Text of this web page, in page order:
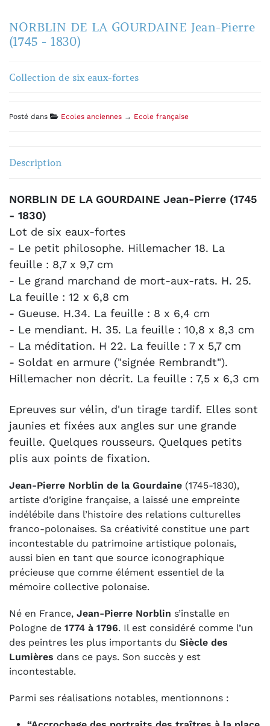
NORBLIN DE LA GOURDAINE Jean-Pierre
(1745 - 1830)
Collection de six eaux-fortes
Posté dans Ecoles anciennes → Ecole française
Description
NORBLIN DE LA GOURDAINE Jean-Pierre (1745
- 1830)
Lot de six eaux-fortes
- Le petit philosophe. Hillemacher 18. La
feuille : 8,7 x 9,7 cm
- Le grand marchand de mort-aux-rats. H. 25.
La feuille : 12 x 6,8 cm
- Gueuse. H.34. La feuille : 8 x 6,4 cm
- Le mendiant. H. 35. La feuille : 10,8 x 8,3 cm
- La méditation. H 22. La feuille : 7 x 5,7 cm
- Soldat en armure ("signée Rembrandt").
Hillemacher non décrit. La feuille : 7,5 x 6,3 cm
Epreuves sur vélin, d'un tirage tardif. Elles sont
jaunies et fixées aux angles sur une grande
feuille. Quelques rousseurs. Quelques petits
plis aux points de fixation.
Jean-Pierre Norblin de la Gourdaine (1745-1830),
artiste d’origine française, a laissé une empreinte
indélébile dans l’histoire des relations culturelles
franco-polonaises. Sa créativité constitue une part
incontestable du patrimoine artistique polonais,
aussi bien en tant que source iconographique
précieuse que comme élément essentiel de la
mémoire collective polonaise.
Né en France, Jean-Pierre Norblin s’installe en
Pologne de 1774 à 1796. Il est considéré comme l’un
des peintres les plus importants du Siècle des
Lumières dans ce pays. Son succès y est
incontestable.
Parmi ses réalisations notables, mentionnons :